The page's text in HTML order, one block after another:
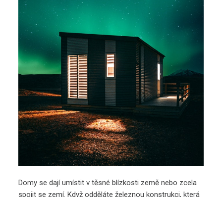
Domy se dají umístit v těsné blízkosti země nebo zcela
spojit se zemí. Když odděláte železnou konstrukci, která